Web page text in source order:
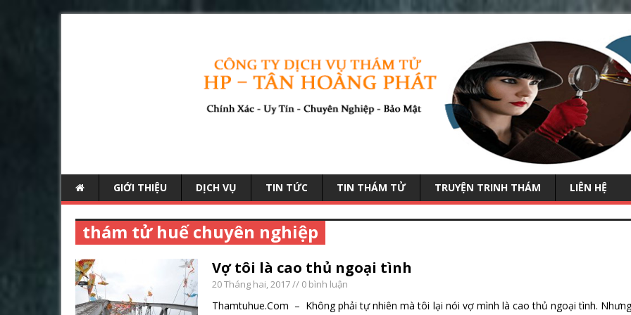
GIỚI THIỆU DỊCH VỤ TIN TỨC TIN THÁM TỬ TRUYỆN TRINH THÁM LIÊN HỆ
thám tử huế chuyên nghiệp
Vợ tôi là cao thủ ngoại tình
20 Tháng hai, 2017// 0 bình luận
Thamtuhue.Com – Không phải tự nhiên mà tôi lại nói vợ mình là cao thủ ngoại tình.